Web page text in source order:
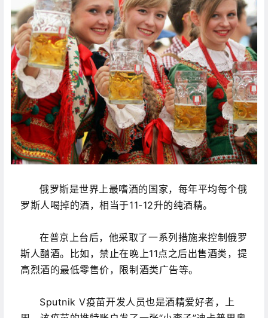
俄罗斯是世界上最嗜酒的国家，每年平均每个俄
罗斯人喝掉的酒，相当于11-12升的纯酒精。
在普京上台后，他采取了一系列措施来控制俄罗
斯人酗酒。比如，禁止在晚上11点之后出售酒类，提
高烈酒的最低零售价，限制酒类广告等。
Sputnik V疫苗开发人员也是酒精爱好者，上